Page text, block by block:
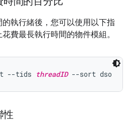
執行緒後，您可以使用以下指
費最長執行時間的物件模組。
--tids threadID
性